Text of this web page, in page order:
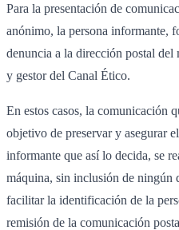
Para la presentación de
anónimo, la persona informante,
denuncia a la dirección postal del
y gestor del Canal Ético.
En estos casos, la comunicación
objetivo de preservar y asegurar
informante que así lo decida, se
máquina, sin inclusión de ningún
facilitar la identificación de la
remisión de la comunicación